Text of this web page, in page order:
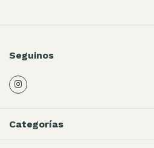
Seguinos
Categorías